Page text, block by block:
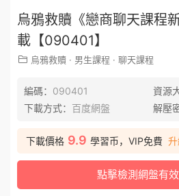
烏鴉救贖《戀商聊天課程
載【090401】
烏鴉救贖 · 男生課程 · 聊天課程
編碼： 090401 資源
下載方式： 百度網盤 解壓
下載價格 9.9 學習币，VIP免費
點擊檢測網盤有